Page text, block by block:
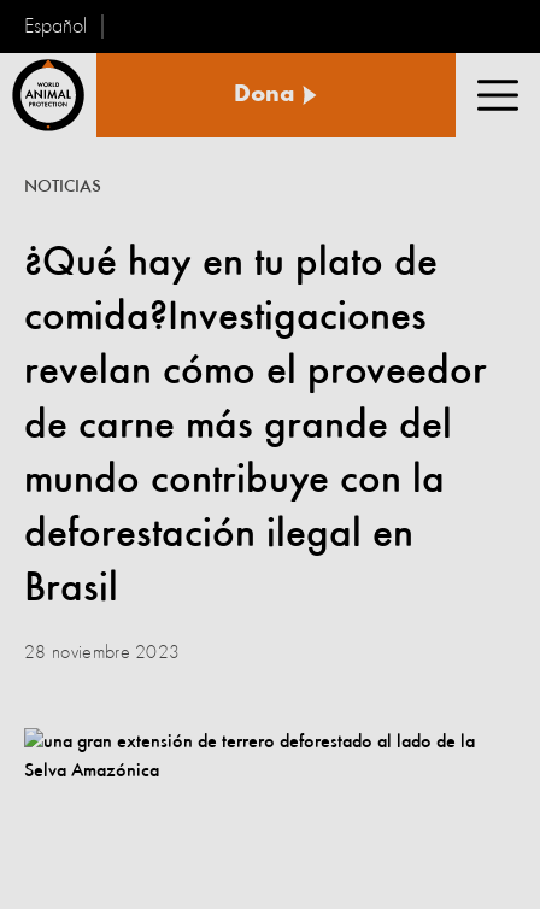
Español
Animal
Dona
¿Qué hay en tu plato de
comida?Investigaciones
revelan cómo el proveedor
de carne más grande del
mundo contribuye con la
deforestación ilegal en
Brasil
NOTICIAS
28 noviembre 2023